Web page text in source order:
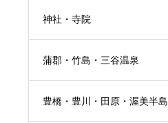
神社・寺院
蒲郡・竹島・三谷温泉
豊橋・豊川・田原・渥美半島